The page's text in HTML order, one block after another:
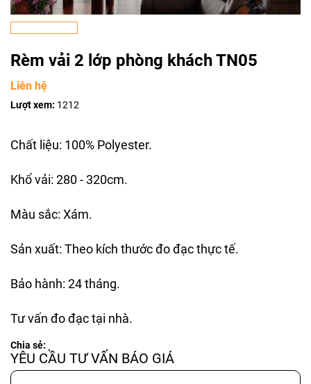
Rèm vải 2 lớp phòng khách TN05
Liên hệ
Lượt xem: 1212
Chất liệu: 100% Polyester.
Khổ vải: 280 - 320cm.
Màu sắc: Xám.
Sản xuất: Theo kích thước đo đạc thực tế.
Bảo hành: 24 tháng.
Tư vấn đo đạc tại nhà.
Chia sẻ:
YÊU CẦU TƯ VẤN BÁO GIÁ